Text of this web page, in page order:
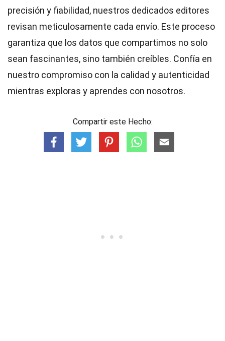
precisión y fiabilidad, nuestros dedicados editores
revisan meticulosamente cada envío. Este proceso
garantiza que los datos que compartimos no solo
sean fascinantes, sino también creíbles. Confía en
nuestro compromiso con la calidad y autenticidad
mientras exploras y aprendes con nosotros.
Compartir este Hecho: